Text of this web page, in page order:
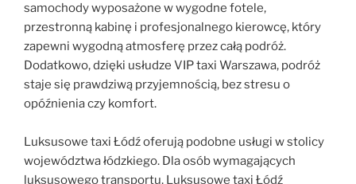
samochody wyposażone w wygodne fotele,
przestronną kabinę i profesjonalnego kierowcę, który
zapewni wygodną atmosferę przez całą podróż.
Dodatkowo, dzięki usłudze VIP taxi Warszawa, podróż
staje się prawdziwą przyjemnością, bez stresu o
opóźnienia czy komfort.
Luksusowe taxi Łódź oferują podobne usługi w stolicy
województwa łódzkiego. Dla osób wymagających
luksusowego transportu, Luksusowe taxi Łódź